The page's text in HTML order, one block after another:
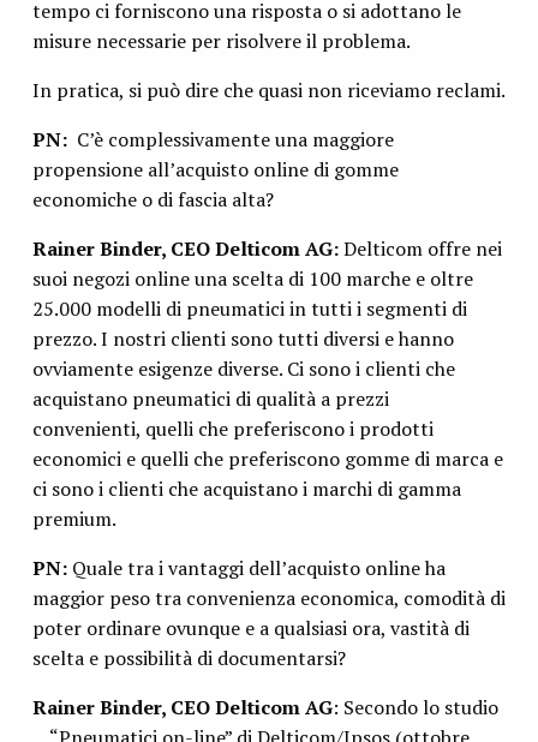
tempo ci forniscono una risposta o si adottano le
misure necessarie per risolvere il problema.
In pratica, si può dire che quasi non riceviamo reclami.
PN: C’è complessivamente una maggiore
propensione all’acquisto online di gomme
economiche o di fascia alta?
Rainer Binder, CEO Delticom AG:Delticom offre nei
suoi negozi online una scelta di 100 marche e oltre
25.000 modelli di pneumatici in tutti i segmenti di
prezzo. I nostri clienti sono tutti diversi e hanno
ovviamente esigenze diverse. Ci sono i clienti che
acquistano pneumatici di qualità a prezzi
convenienti, quelli che preferiscono i prodotti
economici e quelli che preferiscono gomme di marca e
ci sono i clienti che acquistano i marchi di gamma
premium.
PN: Quale tra i vantaggi dell’acquisto online ha
maggior peso tra convenienza economica, comodità di
poter ordinare ovunque e a qualsiasi ora, vastità di
scelta e possibilità di documentarsi?
Rainer Binder, CEO Delticom AG: Secondo lo studio